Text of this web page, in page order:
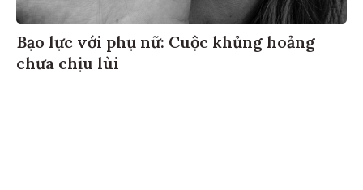
Bạo lực với phụ nữ: Cuộc khủng hoảng
chưa chịu lùi